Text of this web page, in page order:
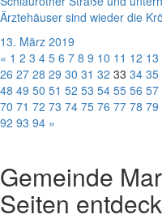
Ärztehäuser sind wieder die
13. März 2019
« 1 2 3 4 5 6 7 8 9 10 11 12 13
26 27 28 29 30 31 32 33 34 35
48 49 50 51 52 53 54 55 56 57
70 71 72 73 74 75 76 77 78 79
92 93 94 »
Gemeinde
Seiten